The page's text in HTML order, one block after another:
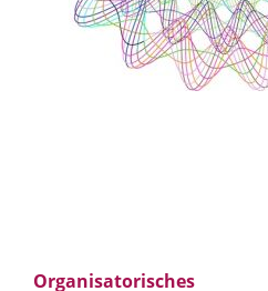
Organisatorisches